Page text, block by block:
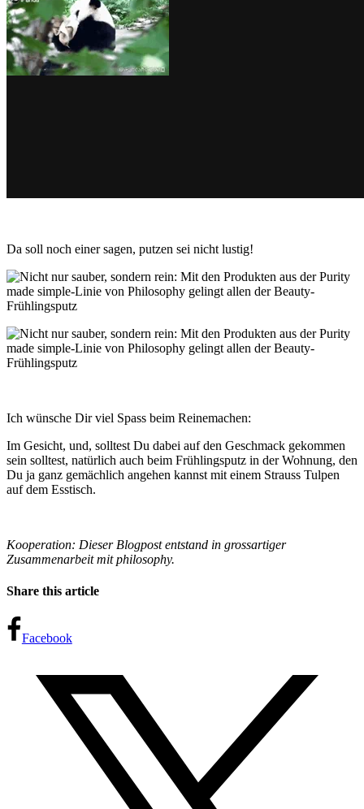
Da soll noch einer sagen, putzen sei nicht lustig!
Ich wünsche Dir viel Spass beim Reinemachen:
Im Gesicht, und, solltest Du dabei auf den Geschmack gekommen
sein solltest, natürlich auch beim Frühlingsputz in der Wohnung, den
Du ja ganz gemächlich angehen kannst mit einem Strauss Tulpen
auf dem Esstisch.
Kooperation: Dieser Blogpost entstand in grossartiger
Zusammenarbeit mit philosophy.
Share this article
Facebook